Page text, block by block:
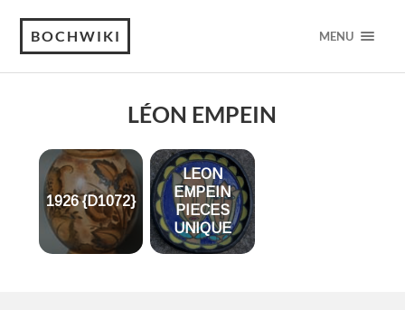
BOCHWIKI MENU
LÉON EMPEIN
1926 {D1072}
LEON
EMPEIN
PIECES
UNIQUE